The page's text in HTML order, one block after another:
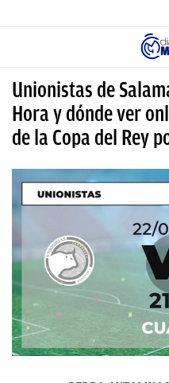
ÚLTIMAS
NOTICIAS
REAL
MADRID
BALONCESTO
FICHAJES
DIRECTO
FEMENINO
PAPARAZZI
OKDIARIO
Unionistas de
Hora y dónde ver
de la Copa del Rey